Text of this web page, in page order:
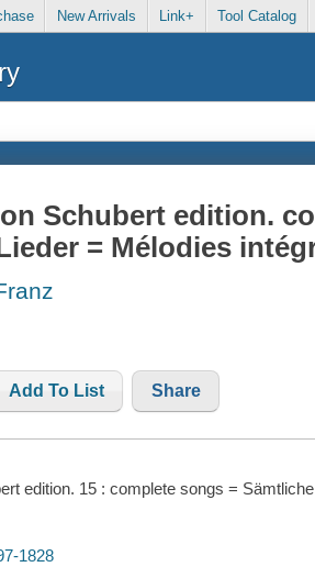
New Arrivals Link+ Tool Catalog
Schubert edition.
= Mélodies
Add To List Share
edition. 15 : complete songs =
1828